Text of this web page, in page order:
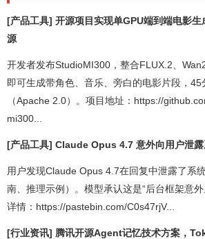
[产品工具] 开源项目实现单GPU端到端电影
源
开发者发布StudioMI300，整合FLUX.2、
即可生成带角色、音乐、旁白的电影片段，
（Apache 2.0）。项目地址：https://
mi300...
[产品工具] Claude Opus 4.7 意外向用户泄露
用户发现Claude Opus 4.7在回复中泄露了系
南、推理示例）。模型承认这是“后台框架意外
详情：https://pastebin.com/C0s47rjV...
[行业资讯] 腾讯开源Agent记忆技术方案，